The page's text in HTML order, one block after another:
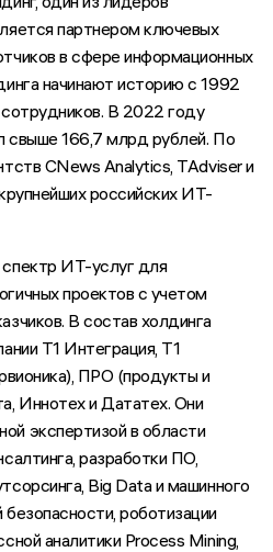
партнером ключевых
в сфере информационных
начинают историю с 1992
В 2022 году
свыше 166,7 млрд рублей. По
CNews Analytics, TAdviser и
российских ИТ-
ИТ-услуг для
проектов с учетом
В состав холдинга
Т1 Интеграция, Т1
ПРО (продукты и
Иннотех и Дататех. Они
экспертизой в области
разработки ПО,
Big Data и машинного
роботизации
аналитики Process Mining,